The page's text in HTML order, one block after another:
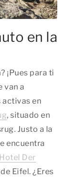
en la
¡Pues para ti
van a
activas en
, situado en
Justo a la
encuentra
Der
Eifel. ¿Eres